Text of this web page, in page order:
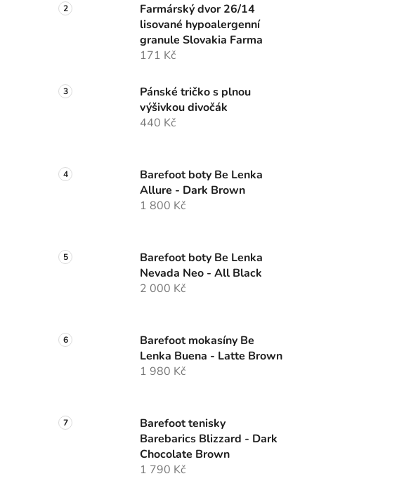
Farmárský dvor 26/14
lisované hypoalergenní
granule Slovakia Farma
171 Kč
Pánské tričko s plnou
výšivkou divočák
440 Kč
Barefoot boty Be Lenka
Allure - Dark Brown
1 800 Kč
Barefoot boty Be Lenka
Nevada Neo - All Black
2 000 Kč
Barefoot mokasíny Be
Lenka Buena - Latte Brown
1 980 Kč
Barefoot tenisky
Barebarics Blizzard - Dark
Chocolate Brown
1 790 Kč